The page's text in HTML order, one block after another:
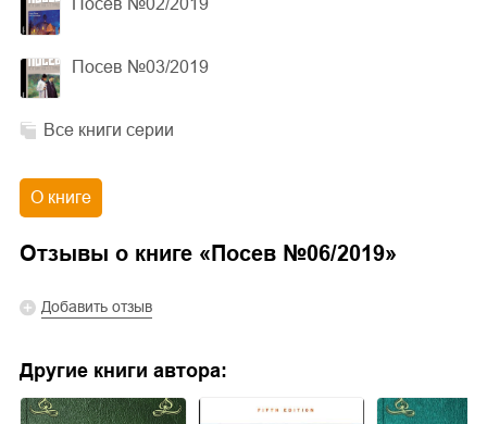
Посев №02/2019
Посев №03/2019
Все книги серии
О книге
Отзывы о книге « Посев №06/2019»
Добавить отзыв
Другие книги автора: